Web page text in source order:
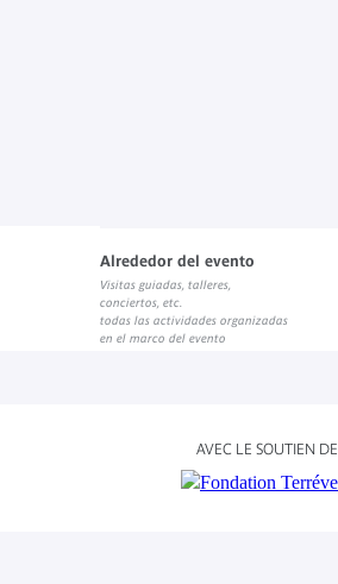
Alrededor del evento
Visitas guiadas, talleres,
conciertos, etc.
todas las actividades organizadas
en el marco del evento
AVEC LE SOUTIEN DE